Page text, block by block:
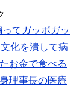
ってガッポガッ
化を潰して病
お金で食べる
理事長の医療